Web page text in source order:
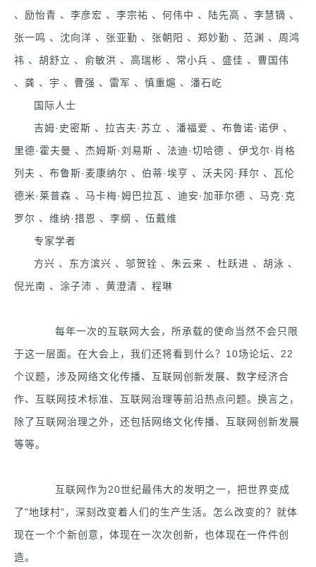
、励怡青 、李彦宏 、李宗祐 、何伟中 、陆先高 、李慧镝 、
张一鸣 、沈向洋 、张亚勤 、张朝阳 、郑妙勤 、范渊 、周鸿
祎 、胡舒立 、俞敏洪 、高瑞彬 、常小兵 、盛佳 、曹国伟
、龚 、宇 、曹强 、雷军 、慎重熩 、潘石屹
国际人士
吉姆·史密斯 、拉吉夫·苏立 、潘福爱 、布鲁诺·诺伊 、
里德·霍夫曼 、杰姆斯·刘易斯 、法迪·切哈德 、伊戈尔·肖格
列夫 、布鲁斯·麦康纳尔 、伯蒂·埃亨 、沃夫冈·拜尔 、瓦伦
德米·莱普森 、马卡梅·姆巴拉瓦 、迪安·加菲尔德 、马克·克
罗尔 、维纳·措恩 、李纲 、伍戴维
专家学者
方兴 、东方滨兴 、邬贺铨 、朱云来 、杜跃进 、胡泳 、
倪光南 、涂子沛 、黄澄清 、程琳
每年一次的互联网大会，所承载的使命当然不会只限
于这一层面。在大会上，我们还将看到什么？10场论坛、22
个议题，涉及网络文化传播、互联网创新发展、数字经济合
作、互联网技术标准、互联网治理等前沿热点问题。换言之，
除了互联网治理之外，还包括网络文化传播、互联网创新发展
等等。
互联网作为20世纪最伟大的发明之一，把世界变成
了"地球村"，深刻改变着人们的生产生活。怎么改变的？就体
现在一个个新创意，体现在一次次创新，也体现在一件件创
造。